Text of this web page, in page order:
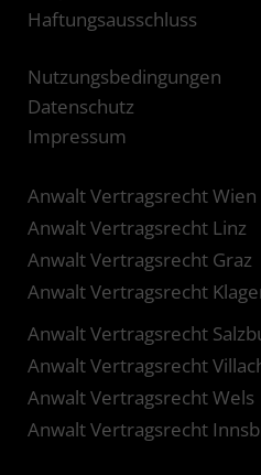
Haftungsausschluss
Nutzungsbedingungen
Datenschutz
Impressum
Anwalt Vertragsrecht Wien
Anwalt Vertragsrecht Linz
Anwalt Vertragsrecht Graz
Anwalt Vertragsrecht
Anwalt Vertragsrecht
Anwalt Vertragsrecht
Anwalt Vertragsrecht Wels
Anwalt Vertragsrecht